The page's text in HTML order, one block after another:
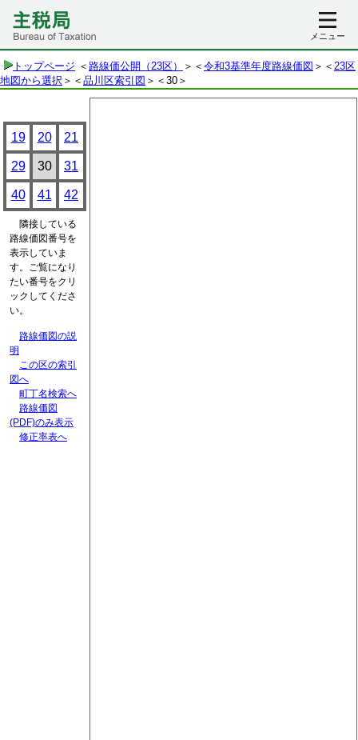
メニュー
トップページ ＜ 路線価公開（23区） ＞＜ 令和3基準年度路線価図 ＞＜ 23区
地図から選択 ＞＜ 品川区索引図 ＞ ＜30＞
19 20 21
29 30 31
40 41 42
隣接している
路線価図番号を
表示していま
す。ご覧になり
たい番号をクリ
ックしてくださ
い。
路線価図の説
明
この区の索引
図へ
町丁名検索へ
路線価図
(PDF)のみ表示
修正率表へ